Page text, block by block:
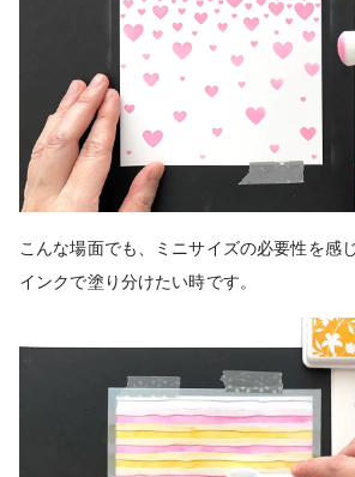
こんな場面でも、ミニサイズの必要性を感
インクで塗り分けたい時です。